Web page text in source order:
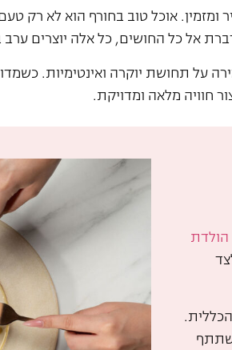
אוכל טוב בחורף הוא לא רק
אל כל החושים, כל אלה יוצרים
על תחושת יוקרה ואינטימיות.
חוויה מלאה ומדויקת.
הולדת